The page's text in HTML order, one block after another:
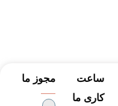
ساعت
کاری ما
مجوز ما